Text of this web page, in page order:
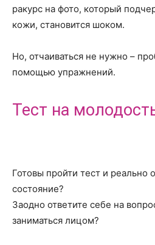
ракурс на фото, который
кожи, становится шоком.
Но, отчаиваться не нужно –
помощью упражнений.
Тест на
Готовы пройти тест и реально
состояние?
Заодно ответите себе на
заниматься лицом?